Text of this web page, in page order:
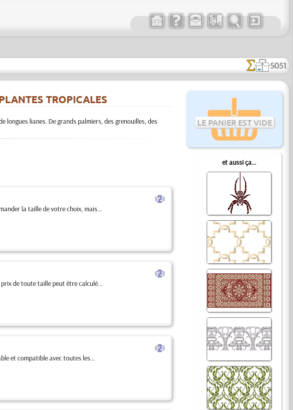
5051
LE PANIER EST VIDE
et aussi ça...
TROPICALES
lianes. De grands palmiers, des grenouilles, des
b
la taille de votre choix, mais...
b
de toute taille peut être calculé...
b
et compatible avec toutes les...